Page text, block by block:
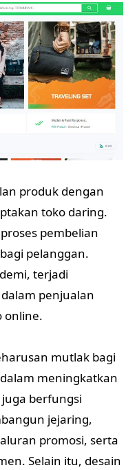
produk dengan
toko daring.
pembelian
pelanggan.
terjadi
penjualan
online.
mutlak bagi
meningkatkan
berfungsi
jejaring,
promosi, serta
Selain itu, desain